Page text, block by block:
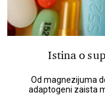
Istina o
Od magnezijuma
adaptogeni zaista